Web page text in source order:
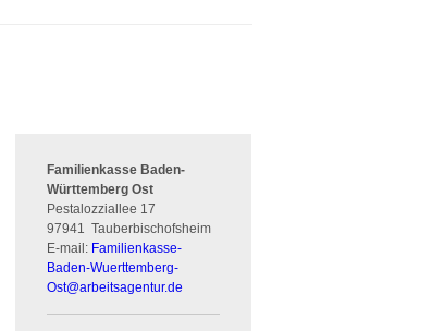
Familienkasse Baden-
Württemberg Ost
Pestalozziallee 17
97941 Tauberbischofsheim
E-mail: Familienkasse-
Baden-Wuerttemberg-
Ost@arbeitsagentur.de